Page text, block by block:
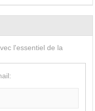
l'essentiel de la